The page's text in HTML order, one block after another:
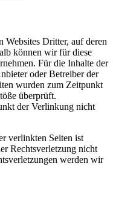
Websites Dritter, auf deren
können wir für diese
Für die Inhalte der
oder Betreiber der
wurden zum Zeitpunkt
überprüft.
der Verlinkung nicht
verlinkten Seiten ist
Rechtsverletzung nicht
werden wir